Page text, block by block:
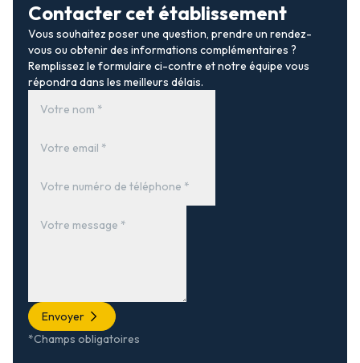
Contacter cet établissement
Vous souhaitez poser une question, prendre un rendez-
vous ou obtenir des informations complémentaires ?
Remplissez le formulaire ci-contre et notre équipe vous
répondra dans les meilleurs délais.
Envoyer
*Champs obligatoires